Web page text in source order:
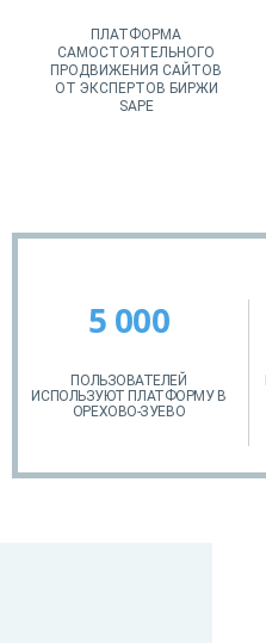
ПЛАТФОРМА
САМОСТОЯТЕЛЬНОГО
ПРОДВИЖЕНИЯ САЙТОВ
ОТ ЭКСПЕРТОВ БИРЖИ
SAPE
5 000
ПОЛЬЗОВАТЕЛЕЙ
ИСПОЛЬЗУЮТ ПЛАТФОРМУ В
ОРЕХОВО-ЗУЕВО